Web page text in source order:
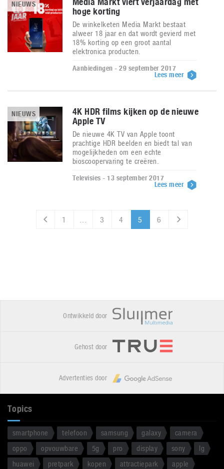
NIEUWS
hoge korting
De winkelketen Media Markt bestaat
alweer 18 jaar en dat wordt gevierd met
18% korting op een groot aantal
elektronica producten.
Aanbiedingen - 29 september 2017
Lees meer
NIEUWS
4K HDR films kijken op de nieuwe
Apple TV
De nieuwe 4K TV van Apple toont
prachtige HDR beelden en biedt tal van
mogelijkheden om een echte
bioscoopervaring te creëren.
Televisies - 13 september 2017
Lees meer
1 … 3 4 5 6
Ontwikkeld door
Gehost door
Advertenties door
Topics
smartphone telefoon samsung galaxy
camera
oppo
opvouwbare 5g pro display sony
lg
huawei
pretpark kopen attractiepark
apple